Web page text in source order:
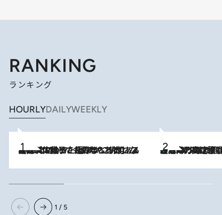
RANKING
ランキング
HOURLYDAILYWEEKLY
2026.8.5
【阿川佐和子さんの年とる力】なぜ70代で始めた趣味は“こんなに楽しい”のか？ ピアノ、俳句…スランプに陥っても続けられる“ある秘訣”とは 2026.8.7
「湘南乃風に憧れて」観客大盛上がりの“タオル回し”に、ラッパー顔負けの高速歌唱まで…さだまさし（74）のアグレッシブすぎる現在地
1 / 5